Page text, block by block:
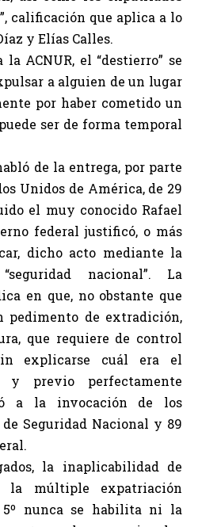
calificación que aplica a lo
y Elías Calles.
ACNUR, el “destierro” se
a alguien de un lugar
por haber cometido un
ser de forma temporal
de la entrega, por parte
Unidos de América, de 29
el muy conocido Rafael
federal justificó, o más
dicho acto mediante la
nacional”. La
en que, no obstante que
pedimento de extradición,
que requiere de control
explicarse cuál era el
y previo perfectamente
a la invocación de los
Seguridad Nacional y 89
la inaplicabilidad de
la múltiple expatriación
nunca se habilita ni la